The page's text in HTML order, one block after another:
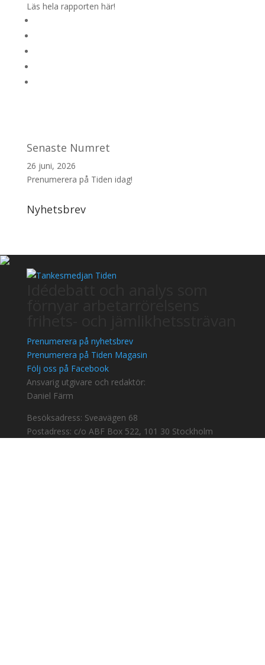
Läs hela rapporten här!
Senaste Numret
26 juni, 2026
Prenumerera på Tiden idag!
Nyhetsbrev
Prenumerera på nyhetsbrev
Prenumerera på Tiden Magasin
Följ oss på Facebook
Ansvarig utgivare och redaktör:
Daniel Färm
Besöksadress: Sveavägen 68
Postadress: c/o ABF Box 522, 101 30 Stockholm